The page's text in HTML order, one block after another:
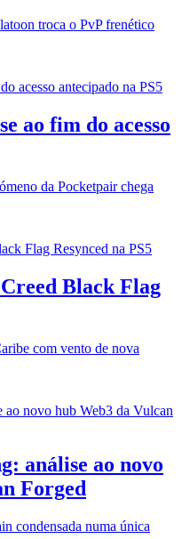
troca o PvP frenético
ao fim do acesso
da Pocketpair chega
Creed Black Flag
com vento de nova
análise ao novo
Forged
condensada numa única